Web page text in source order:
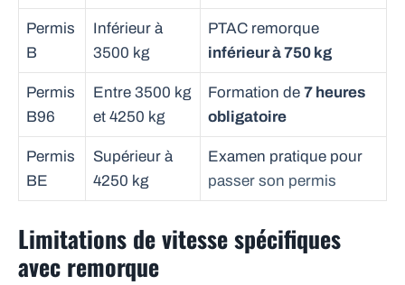
Permis
B
Inférieur à
3500 kg
PTAC remorque
inférieur à 750 kg
Permis
B96
Entre 3500 kg
et 4250 kg
Formation de 7 heures
obligatoire
Permis
BE
Supérieur à
4250 kg
Examen pratique pour
passer son permis
Limitations de vitesse spécifiques
avec remorque